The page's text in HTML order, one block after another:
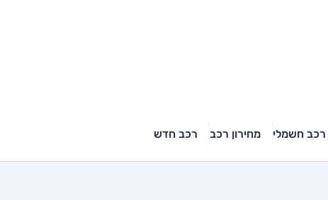
רכב חשמלי מחירון רכב רכב חדש